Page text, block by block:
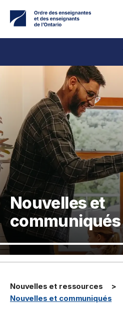
contenu
Nouvelles et
communiqués
Nouvelles et ressources
Nouvelles et communiqués